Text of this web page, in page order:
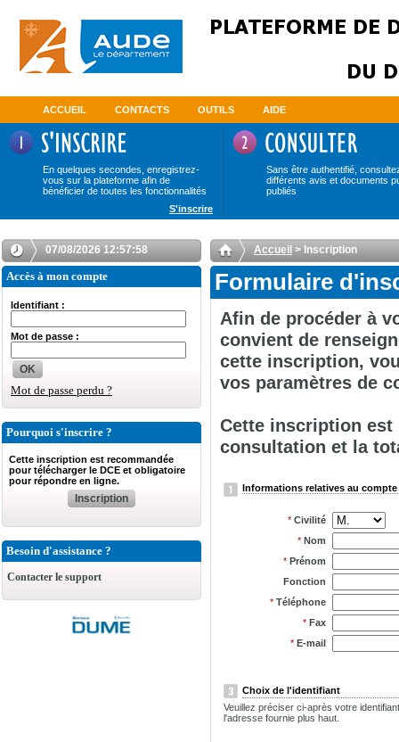
ACCUEIL CONTACTS OUTILS AIDE
En quelques secondes, enregistrez-
vous sur la plateforme afin de
bénéficier de toutes les fonctionnalités
Sans être authentifié,
différents avis et documents
publiés
S'inscrire
07/08/2026 12:57:58
Accès à mon compte
Identifiant :
Mot de passe :
OK
Mot de passe perdu ?
Pourquoi s'inscrire ?
Cette inscription est recommandée
pour télécharger le DCE et obligatoire
pour répondre en ligne.
Inscription
Besoin d'assistance ?
Contacter le support
Accueil > Inscription
Formulaire
Afin de procéder à
convient de
cette inscription,
vos paramètres de
Cette inscription est
consultation et la
Informations relatives au
* Civilité
* Nom
* Prénom
Fonction
* Téléphone
* Fax
* E-mail
Choix de l'identifiant
Veuillez préciser ci-après votre
l'adresse fournie plus haut.